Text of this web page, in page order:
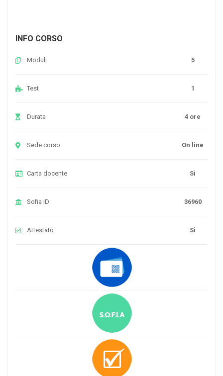
INFO CORSO
Moduli 5
Test 1
Durata 4 ore
Sede corso On line
Carta docente Si
Sofia ID 36960
Attestato Si